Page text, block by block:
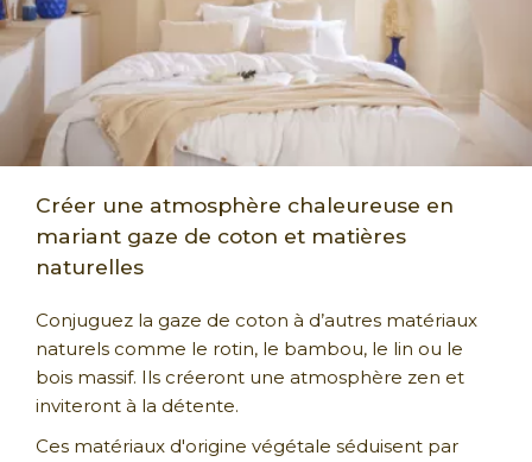
Créer une atmosphère chaleureuse en
mariant gaze de coton et matières
naturelles
Conjuguez la gaze de coton à d’autres matériaux
naturels comme le rotin, le bambou, le lin ou le
bois massif. Ils créeront une atmosphère zen et
inviteront à la détente.
Ces matériaux d'origine végétale séduisent par